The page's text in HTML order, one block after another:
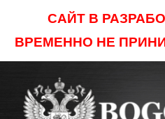
САЙТ В
ВРЕМЕННО НЕ
content